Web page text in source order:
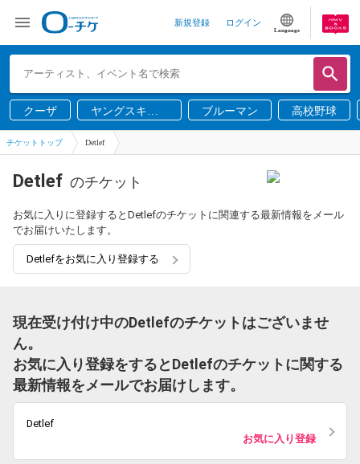
新規登録 ログイン
Language
クーザ
ヤングスキニ
ー
ブルーマン 高校野球
チケットトップ Detlef
Detlef のチケット
お気に入りに登録するとDetlefのチケットに関連する最新情報をメール
でお届けいたします。
Detlefをお気に入り登録する
現在受け付け中のDetlefのチケットはございませ
ん。
お気に入り登録をするとDetlefのチケットに関する
最新情報をメールでお届けします。
Detlef
お気に入り登録